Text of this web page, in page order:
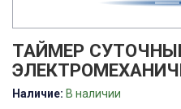
ТАЙМЕР
Наличие: В наличии